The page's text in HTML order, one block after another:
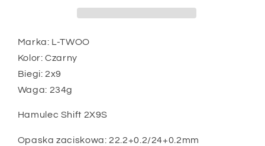
2x9
zmiana
2x9
Marka: L-TWOO
Kolor: Czarny
Biegi: 2x9
Waga: 234g
Hamulec Shift 2X9S
Opaska zaciskowa: 22.2+0.2/24+0.2mm